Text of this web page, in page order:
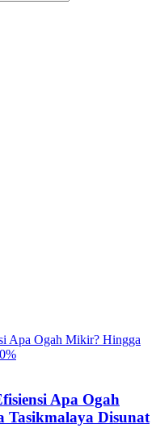
Apa Ogah
Disunat